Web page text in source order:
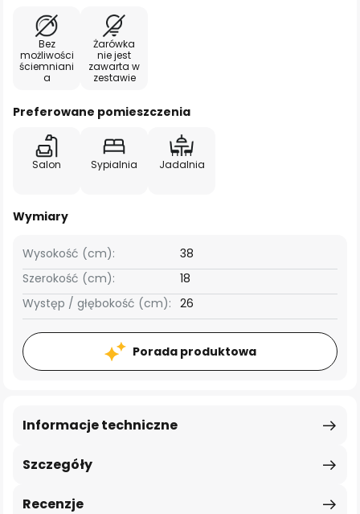
Bez
możliwości
ściemniani
a
Żarówka
nie jest
zawarta w
zestawie
Preferowane pomieszczenia
Salon Sypialnia Jadalnia
Wymiary
Szerokość (cm): 18
Wysokość (cm): 38
Występ / głębokość (cm): 26
Porada produktowa
Szczegóły
Informacje techniczne
Recenzje